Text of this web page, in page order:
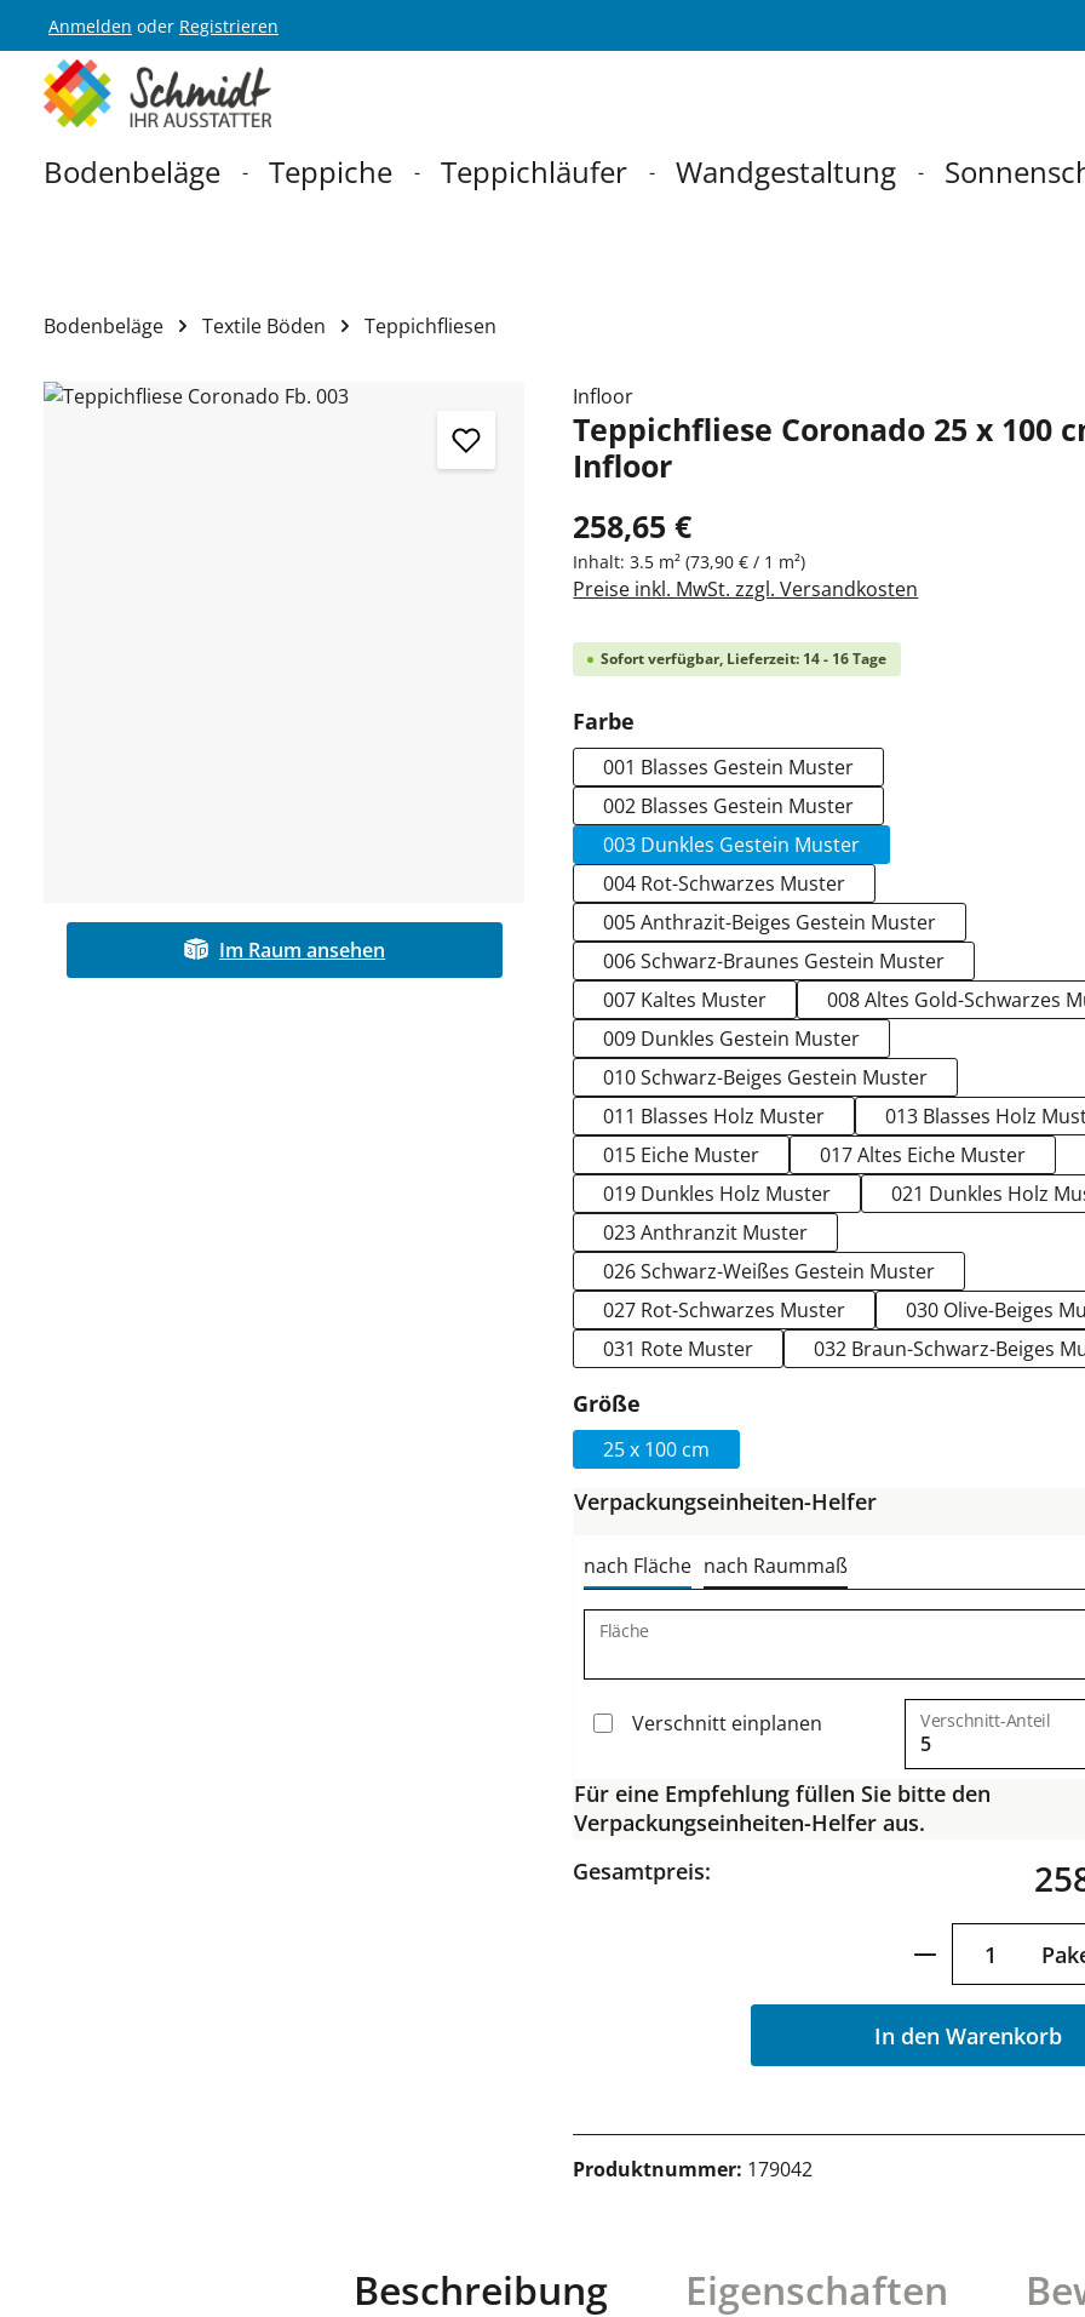
Hauptnavigation springen
Anmelden oder Registrieren
Bodenbeläge Teppiche Teppichläufer Wandgestaltung
Bodenbeläge Textile Böden Teppichfliesen
Bildergalerie überspringen
Im Raum ansehen
Infloor
Teppichfliese Coronado 25 x 100
Infloor
258,65 €
Inhalt:3.5 m²(73,90 € / 1 m²)
Preise inkl. MwSt. zzgl. Versandkosten
Sofort verfügbar, Lieferzeit: 14 - 16 Tage
Farbe
001 Blasses Gestein Muster
002 Blasses Gestein Muster
003 Dunkles Gestein Muster
004 Rot-Schwarzes Muster
005 Anthrazit-Beiges Gestein Muster
006 Schwarz-Braunes Gestein Muster
007 Kaltes Muster
008 Altes Gold-Schwarzes
009 Dunkles Gestein Muster
010 Schwarz-Beiges Gestein Muster
011 Blasses Holz Muster
013 Blasses Holz
015 Eiche Muster
017 Altes Eiche Muster
019 Dunkles Holz Muster
021 Dunkles Holz
023 Anthranzit Muster
026 Schwarz-Weißes Gestein Muster
027 Rot-Schwarzes Muster
030 Olive-Beiges
031 Rote Muster
032 Braun-Schwarz-Beiges
Größe
25 x 100 cm
Verpackungseinheiten-Helfer
nach Fläche nach Raummaß
Fläche
Verschnitt einplanen Verschnitt-Anteil
Für eine Empfehlung füllen Sie bitte den
Verpackungseinheiten-Helfer aus.
Gesamtpreis:
Produkt
In den Warenkorb
Produktnummer: 179042
Beschreibung Eigenschaften